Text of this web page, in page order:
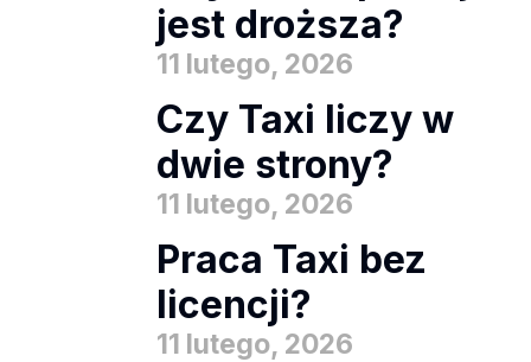
jest droższa?
11 lutego, 2026
Czy Taxi liczy w
dwie strony?
11 lutego, 2026
Praca Taxi bez
licencji?
11 lutego, 2026